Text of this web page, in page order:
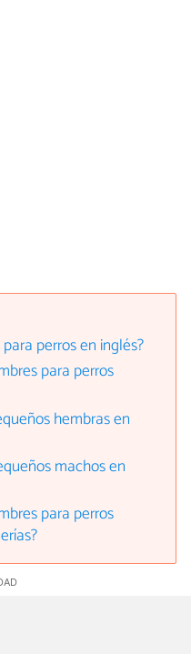
perros en inglés?
para perros
hembras en
machos en
para perros